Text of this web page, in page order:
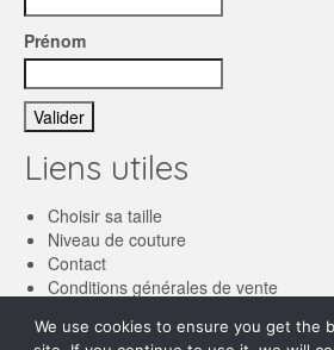
Prénom
Liens utiles
Choisir sa taille
Niveau de couture
Contact
Conditions générales de vente
We use cookies to ensure you get the